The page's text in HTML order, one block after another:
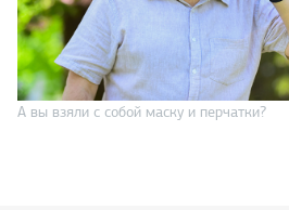
А вы взяли с собой маску и перчатки?